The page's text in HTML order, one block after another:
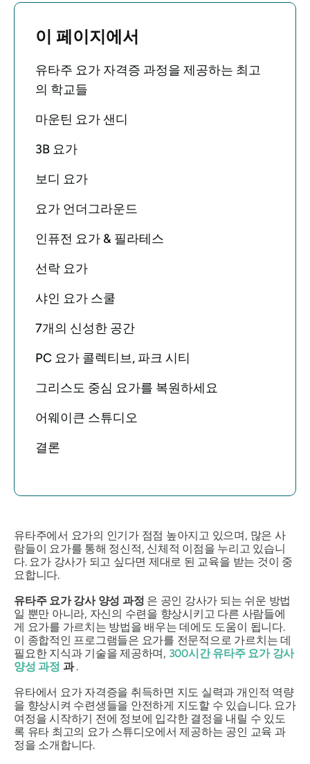
이 페이지에서
유타주 요가 자격증 과정을 제공하는 최고
의 학교들
마운틴 요가 샌디
3B 요가
보디 요가
요가 언더그라운드
인퓨전 요가 & 필라테스
선락 요가
샤인 요가 스쿨
7개의 신성한 공간
PC 요가 콜렉티브, 파크 시티
그리스도 중심 요가를 복원하세요
어웨이큰 스튜디오
결론
유타주에서 요가의 인기가 점점 높아지고 있으며, 많은 사
람들이 요가를 통해 정신적, 신체적 이점을 누리고 있습니
다. 요가 강사가 되고 싶다면 제대로 된 교육을 받는 것이 중
요합니다.
유타주 요가 강사 양성 과정 은 공인 강사가 되는 쉬운 방법
일 뿐만 아니라, 자신의 수련을 향상시키고 다른 사람들에
게 요가를 가르치는 방법을 배우는 데에도 도움이 됩니다.
이 종합적인 프로그램들은 요가를 전문적으로 가르치는 데
필요한 지식과 기술을 제공하며, 300시간 유타주 요가 강사
양성 과정 과.
유타에서 요가 자격증을 취득하면 지도 실력과 개인적 역량
을 향상시켜 수련생들을 안전하게 지도할 수 있습니다. 요가
여정을 시작하기 전에 정보에 입각한 결정을 내릴 수 있도
록 유타 최고의 요가 스튜디오에서 제공하는 공인 교육 과
정을 소개합니다.